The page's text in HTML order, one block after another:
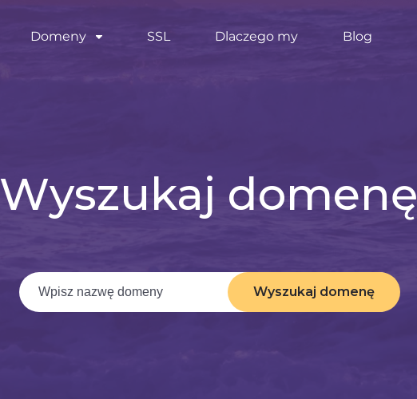
Domeny SSL Dlaczego my Blog
Wyszukaj domenę
Wyszukaj domenę